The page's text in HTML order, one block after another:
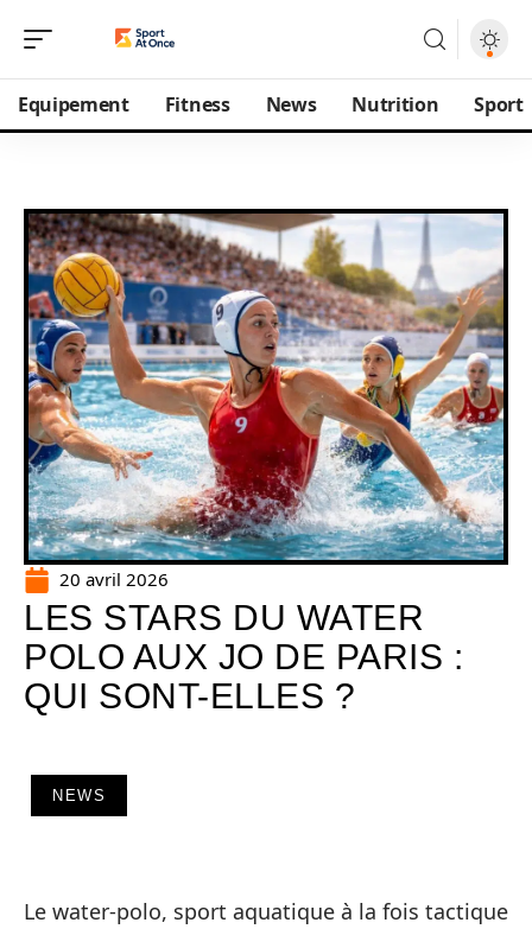
Equipement Fitness News Nutrition Sport
20 avril 2026
LES STARS DU WATER
POLO AUX JO DE PARIS :
QUI SONT-ELLES ?
NEWS
Le water-polo, sport aquatique à la fois tactique